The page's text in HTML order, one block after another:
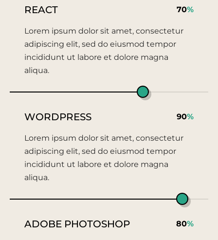
REACT
Lorem ipsum dolor sit amet, consectetur
adipiscing elit, sed do eiusmod tempor
incididunt ut labore et dolore magna
aliqua.
70%
WORDPRESS
Lorem ipsum dolor sit amet, consectetur
adipiscing elit, sed do eiusmod tempor
incididunt ut labore et dolore magna
aliqua.
90%
ADOBE PHOTOSHOP 80%